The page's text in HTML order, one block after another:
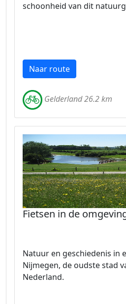
schoonheid van dit
Naar route
Gelderland 26.2 km
Fietsen in de
Natuur en geschiedenis in
Nijmegen, de oudste stad
Nederland.